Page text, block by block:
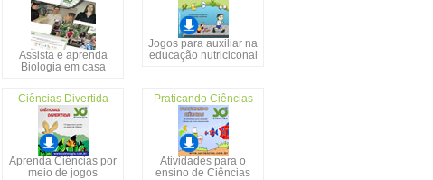
Assista e aprenda
Biologia em casa
Jogos para auxiliar na
educação nutriciconal
Ciências Divertida
Aprenda Ciências por
meio de jogos
Praticando Ciências
Atividades para o
ensino de Ciências